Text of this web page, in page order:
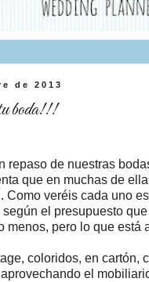
de 2013
boda!!!
repaso de nuestras
que en muchas de
Como veréis cada uno
el presupuesto
menos, pero lo que está
coloridos, en cartón,
el